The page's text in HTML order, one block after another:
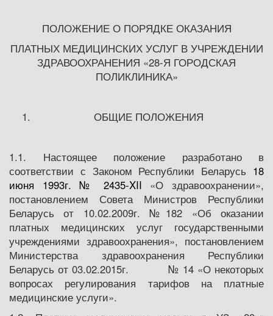
ПОЛОЖЕНИЕ О ПОРЯДКЕ ОКАЗАНИЯ
ПЛАТНЫХ МЕДИЦИНСКИХ УСЛУГ В УЧРЕЖДЕНИИ
ЗДРАВООХРАНЕНИЯ «28-Я ГОРОДСКАЯ
ПОЛИКЛИНИКА»
ОБЩИЕ ПОЛОЖЕНИЯ
1.1. Настоящее положение разработано в
соответствии с Законом Республики Беларусь 18
июня 1993г. № 2435-XII «О здравоохранении»,
постановлением Совета Министров Республики
Беларусь от 10.02.2009г. №182 «Об оказании
платных медицинских услуг государственными
учреждениями здравоохранения», постановлением
Министерства здравоохранения Республики
Беларусь от 03.02.2015г. № 14 «О некоторых
вопросах регулирования тарифов на платные
медицинские услуги».